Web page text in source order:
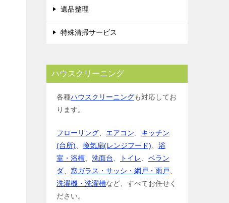
遺品整理
特殊清掃サービス
ハウスクリーニング
各種ハウスクリーニングも対応してお
ります。
フローリング エアコン
キッチン
(台所)
換気扇(レンジフード)
浴
室・浴槽
洗面台 トイレ
ベラン
ダ
窓ガラス・サッシ・網戸・雨戸
洗濯機・洗濯槽など、すべてお任せく
ださい。